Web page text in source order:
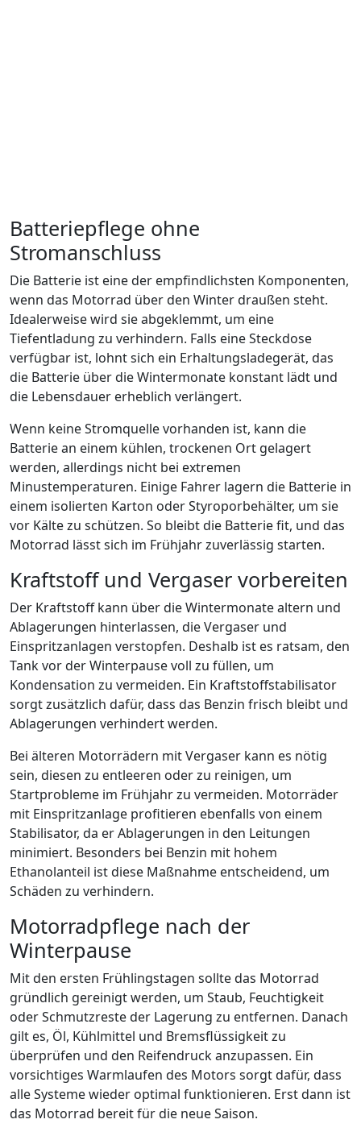
Batteriepflege ohne
Stromanschluss
Die Batterie ist eine der empfindlichsten Komponenten,
wenn das Motorrad über den Winter draußen steht.
Idealerweise wird sie abgeklemmt, um eine
Tiefentladung zu verhindern. Falls eine Steckdose
verfügbar ist, lohnt sich ein Erhaltungsladegerät, das
die Batterie über die Wintermonate konstant lädt und
die Lebensdauer erheblich verlängert.
Wenn keine Stromquelle vorhanden ist, kann die
Batterie an einem kühlen, trockenen Ort gelagert
werden, allerdings nicht bei extremen
Minustemperaturen. Einige Fahrer lagern die Batterie in
einem isolierten Karton oder Styroporbehälter, um sie
vor Kälte zu schützen. So bleibt die Batterie fit, und das
Motorrad lässt sich im Frühjahr zuverlässig starten.
Kraftstoff und Vergaser vorbereiten
Der Kraftstoff kann über die Wintermonate altern und
Ablagerungen hinterlassen, die Vergaser und
Einspritzanlagen verstopfen. Deshalb ist es ratsam, den
Tank vor der Winterpause voll zu füllen, um
Kondensation zu vermeiden. Ein Kraftstoffstabilisator
sorgt zusätzlich dafür, dass das Benzin frisch bleibt und
Ablagerungen verhindert werden.
Bei älteren Motorrädern mit Vergaser kann es nötig
sein, diesen zu entleeren oder zu reinigen, um
Startprobleme im Frühjahr zu vermeiden. Motorräder
mit Einspritzanlage profitieren ebenfalls von einem
Stabilisator, da er Ablagerungen in den Leitungen
minimiert. Besonders bei Benzin mit hohem
Ethanolanteil ist diese Maßnahme entscheidend, um
Schäden zu verhindern.
Motorradpflege nach der
Winterpause
Mit den ersten Frühlingstagen sollte das Motorrad
gründlich gereinigt werden, um Staub, Feuchtigkeit
oder Schmutzreste der Lagerung zu entfernen. Danach
gilt es, Öl, Kühlmittel und Bremsflüssigkeit zu
überprüfen und den Reifendruck anzupassen. Ein
vorsichtiges Warmlaufen des Motors sorgt dafür, dass
alle Systeme wieder optimal funktionieren. Erst dann ist
das Motorrad bereit für die neue Saison.